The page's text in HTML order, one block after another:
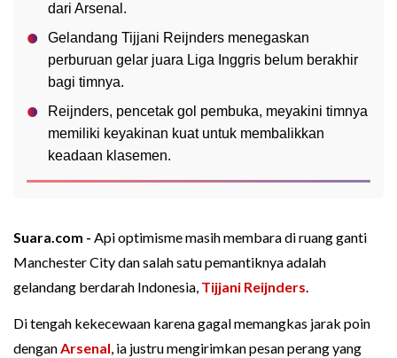
dari Arsenal.
Gelandang Tijjani Reijnders menegaskan
perburuan gelar juara Liga Inggris belum berakhir
bagi timnya.
Reijnders, pencetak gol pembuka, meyakini timnya
memiliki keyakinan kuat untuk membalikkan
keadaan klasemen.
Suara.com - Api optimisme masih membara di ruang ganti
Manchester City dan salah satu pemantiknya adalah
gelandang berdarah Indonesia, Tijjani Reijnders.
Di tengah kekecewaan karena gagal memangkas jarak poin
denganArsenal, ia justru mengirimkan pesan perang yang